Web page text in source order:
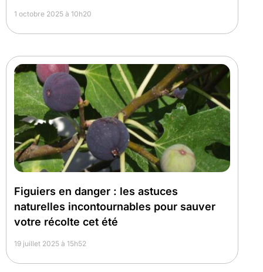
1 octobre 2025 à 10h20
Figuiers en danger : les astuces
naturelles incontournables pour sauver
votre récolte cet été
19 juillet 2025 à 15h52